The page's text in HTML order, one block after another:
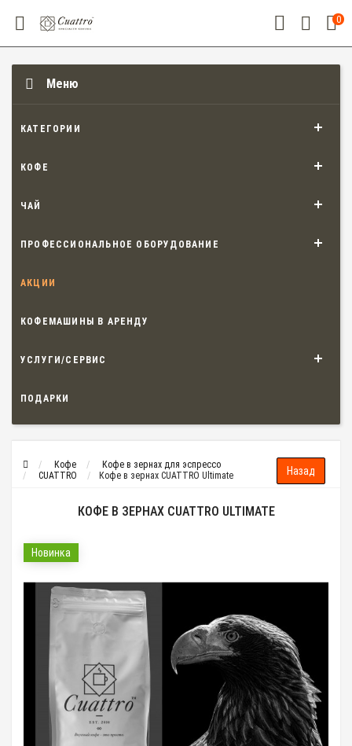
0
Меню
КАТЕГОРИИ
КОФЕ
ЧАЙ
ПРОФЕССИОНАЛЬНОЕ ОБОРУДОВАНИЕ
АКЦИИ
КОФЕМАШИНЫ В АРЕНДУ
УСЛУГИ/СЕРВИС
ПОДАРКИ
Кофе
Кофе в зернах для эспрессо
CUATTRO
Кофе в зернах CUATTRO Ultimate
КОФЕ В ЗЕРНАХ CUATTRO ULTIMATE
Новинка